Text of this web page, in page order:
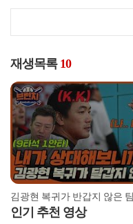
재생목록 10
인기 추천 영상